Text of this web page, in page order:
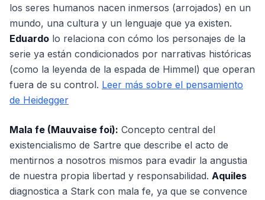
los seres humanos nacen inmersos (arrojados) en un
mundo, una cultura y un lenguaje que ya existen.
Eduardo lo relaciona con cómo los personajes de la
serie ya están condicionados por narrativas históricas
(como la leyenda de la espada de Himmel) que operan
fuera de su control. Leer más sobre el pensamiento
de Heidegger
Mala fe (Mauvaise foi): Concepto central del
existencialismo de Sartre que describe el acto de
mentirnos a nosotros mismos para evadir la angustia
de nuestra propia libertad y responsabilidad. Aquiles
diagnostica a Stark con mala fe, ya que se convence